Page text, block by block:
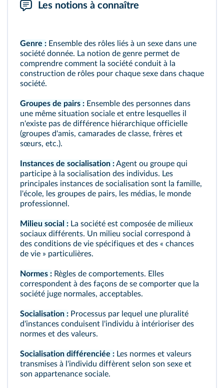
Les notions à connaître
Genre : Ensemble des rôles liés à un sexe dans une
société donnée. La notion de genre permet de
comprendre comment la société conduit à la
construction de rôles pour chaque sexe dans chaque
société.
Groupes de pairs : Ensemble des personnes dans
une même situation sociale et entre lesquelles il
n'existe pas de différence hiérarchique officielle
(groupes d'amis, camarades de classe, frères et
sœurs, etc.).
Instances de socialisation :Agent ou groupe qui
participe à la socialisation des individus. Les
principales instances de socialisation sont la famille,
l'école, les groupes de pairs, les médias, le monde
professionnel.
Milieu social : La société est composée de milieux
sociaux différents. Un milieu social correspond à
des conditions de vie spécifiques et des « chances
de vie » particulières.
Normes : Règles de comportements. Elles
correspondent à des façons de se comporter que la
société juge normales, acceptables.
Socialisation : Processus par lequel une pluralité
d'instances conduisent l'individu à intérioriser des
normes et des valeurs.
Socialisation différenciée : Les normes et valeurs
transmises à l'individu diffèrent selon son sexe et
son appartenance sociale.